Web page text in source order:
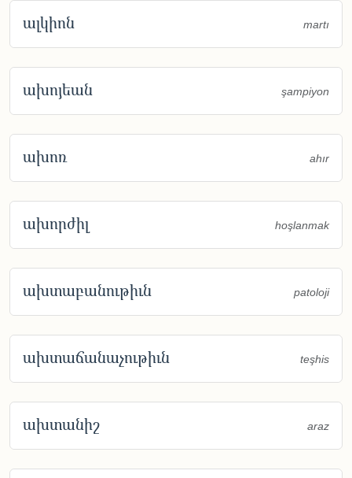
ալկիոն martı
ախոյեան şampiyon
ախոռ ahır
ախորժիլ hoşlanmak
ախտաբանութիւն patoloji
ախտաճանաչութիւն teşhis
ախտանիշ araz